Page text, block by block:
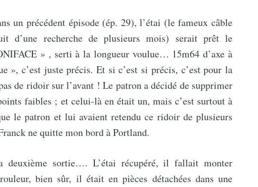
un précédent épisode (ép. 29), l’étai (le fameux câble
d’une recherche de plusieurs mois) serait prêt le
» , serti à la longueur voulue… 15m64 d’axe à
», c’est juste précis. Et si c’est si précis, c’est pour la
de ridoir sur l’avant ! Le patron a décidé de supprimer
faibles ; et celui-là en était un, mais c’est surtout à
le patron et lui avaient retendu ce ridoir de plusieurs
ne quitte mon bord à Portland.
deuxième sortie…. L’étai récupéré, il fallait monter
bien sûr, il était en pièces détachées dans une